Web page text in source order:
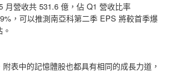
月營收共 531.6 億，佔 Q1 營收比率
，可以推測南亞科第二季 EPS 將較首季爆
表中的記憶體股也都具有相同的成長力道，